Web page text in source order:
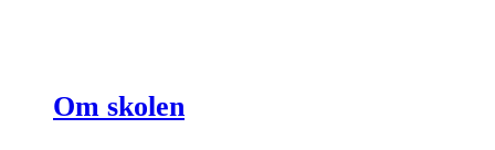
Om skolen